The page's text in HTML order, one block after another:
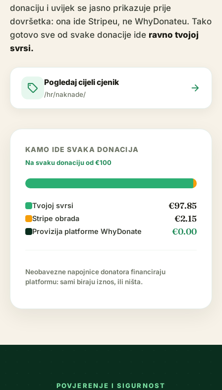
donaciju i uvijek se jasno prikazuje prije
dovršetka: ona ide Stripeu, ne WhyDonateu. Tako
gotovo sve od svake donacije ide ravno tvojoj
svrsi.
sell Pogledaj cijeli cjenik
/hr/naknade/ arrow_forward
KAMO IDE SVAKA DONACIJA
Na svaku donaciju od €100
Tvojoj svrsi €97.85
Stripe obrada €2.15
Provizija platforme WhyDonate €0.00
Neobavezne napojnice donatora financiraju
platformu: sami biraju iznos, ili ništa.
POVJERENJE I SIGURNOST